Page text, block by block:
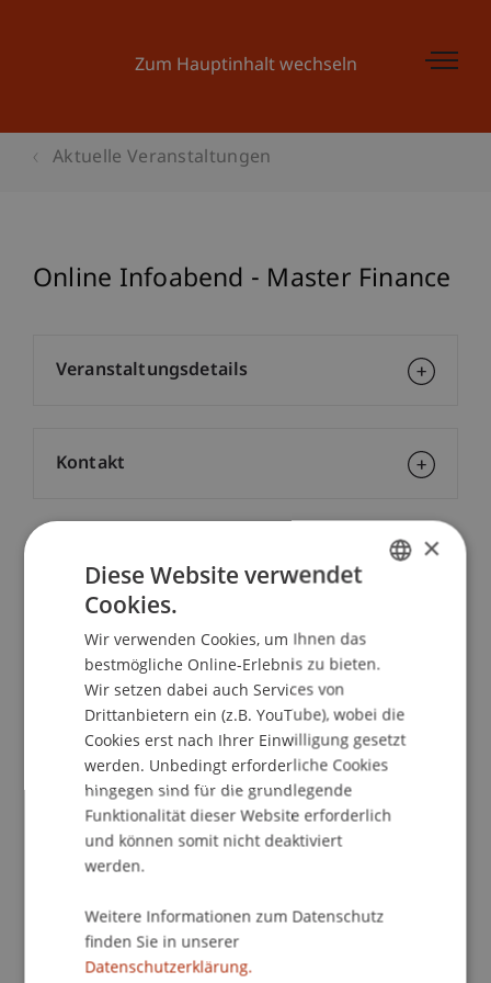
Zum Hauptinhalt wechseln
Aktuelle Veranstaltungen
Online Infoabend - Master Finance
Kommunikation und Marketing
Kompakt informiert - bequem von zu Hause
Bei unseren Master Infoabenden erhältst du alle
grundlegenden Informationen zum
Masterstudiengang deiner Wahl, unsere Student
Ambassadors geben dir Einblicke in das
Studienleben und unsere Studiengangsteams
beantworten all deine Fragen individuell. Mit dem
PROGRAMM
Veranstaltungsdetails
Kontakt
×
Diese Website verwendet
Cookies.
Wir verwenden Cookies, um Ihnen das
bestmögliche Online-Erlebnis zu bieten.
Wir setzen dabei auch Services von
Drittanbietern ein (z.B. YouTube), wobei die
Cookies erst nach Ihrer Einwilligung gesetzt
werden. Unbedingt erforderliche Cookies
hingegen sind für die grundlegende
Funktionalität dieser Website erforderlich
und können somit nicht deaktiviert
werden.
Weitere Informationen zum Datenschutz
finden Sie in unserer
Datenschutzerklärung.